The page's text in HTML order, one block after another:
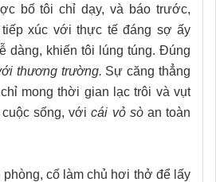
bố tôi chỉ dạy, và báo trước,
xúc với thực tế đáng sợ ấy
dàng, khiến tôi lúng túng. Đúng
thương trường. Sự căng thẳng
mong thời gian lạc trôi và vụt
sống, vớicái vỏ sò an toàn
phòng, cố làm chủ hơi thở để lấy